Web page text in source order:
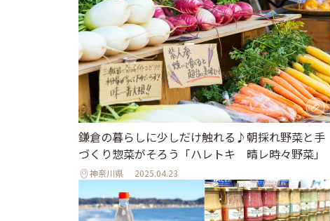
鎌倉の暮らしに少しだけ触れる♪朝採れ野菜と手
づくり惣菜がそろう「ハレトキ 晴レ時々野菜」
神奈川県 2025.04.23